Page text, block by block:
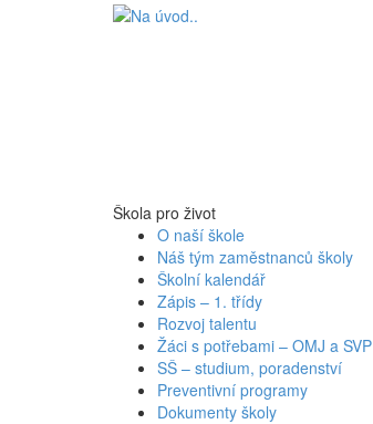
Škola pro život
O naší škole
Náš tým zaměstnanců školy
Školní kalendář
Zápis – 1. třídy
Rozvoj talentu
Žáci s potřebami – OMJ a SVP
SŠ – studium, poradenství
Preventivní programy
Dokumenty školy